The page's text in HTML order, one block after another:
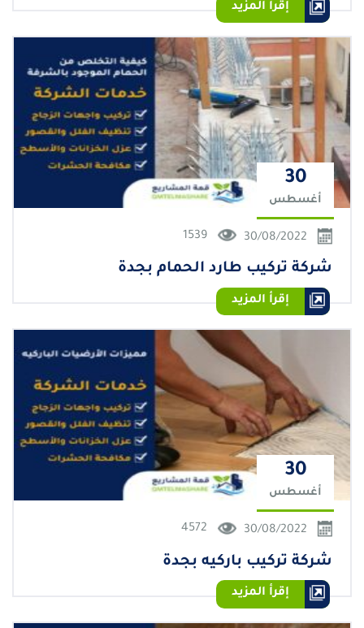
إقرأ المزيد
30
أغسطس
1539
شركة تركيب طارد الحمام بجدة
إقرأ المزيد
30
أغسطس
شركة تركيب باركيه بجدة
إقرأ المزيد